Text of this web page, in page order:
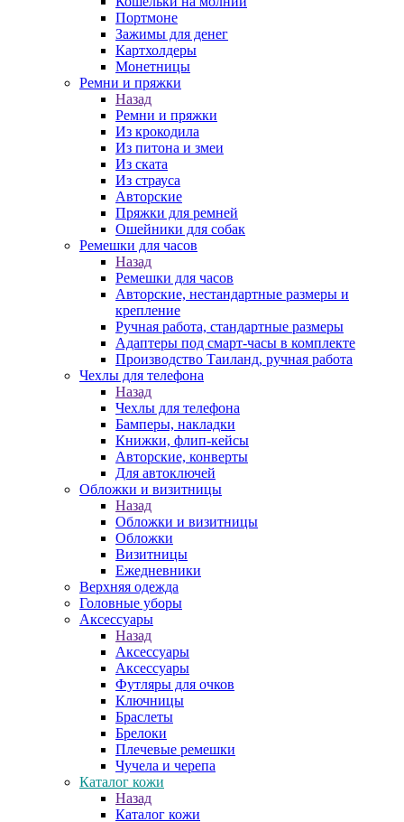
Портмоне
Зажимы для денег
Картхолдеры
Монетницы
Ремни и пряжки
Назад
Ремни и пряжки
Из крокодила
Из питона и змеи
Из ската
Из страуса
Авторские
Пряжки для ремней
Ошейники для собак
Ремешки для часов
Назад
Ремешки для часов
Авторские, нестандартные размеры и
крепление
Ручная работа, стандартные размеры
Адаптеры под смарт-часы в комплекте
Производство Таиланд, ручная работа
Чехлы для телефона
Назад
Чехлы для телефона
Бамперы, накладки
Книжки, флип-кейсы
Авторские, конверты
Для автоключей
Обложки и визитницы
Назад
Обложки и визитницы
Обложки
Визитницы
Ежедневники
Верхняя одежда
Головные уборы
Аксессуары
Назад
Аксессуары
Аксессуары
Футляры для очков
Ключницы
Браслеты
Брелоки
Плечевые ремешки
Чучела и черепа
Каталог кожи
Назад
Каталог кожи